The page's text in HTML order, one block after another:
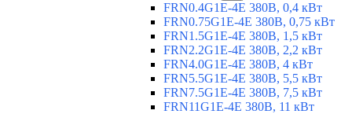
FRN0.4G1E-4E 380В, 0,4 кВт
FRN0.75G1E-4E 380В, 0,75 кВт
FRN1.5G1E-4E 380В, 1,5 кВт
FRN2.2G1E-4E 380В, 2,2 кВт
FRN4.0G1E-4E 380В, 4 кВт
FRN5.5G1E-4E 380В, 5,5 кВт
FRN7.5G1E-4E 380В, 7,5 кВт
FRN11G1E-4E 380В, 11 кВт